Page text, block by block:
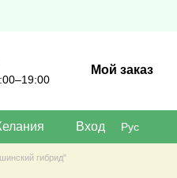
Мой заказ
Вход Рус
гибрид"